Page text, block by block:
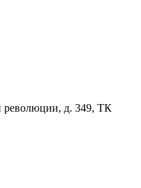
революции, д. 349, ТК